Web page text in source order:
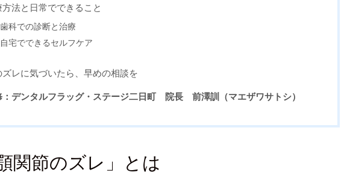
法と日常でできること
科での診断と治療
宅でできるセルフケア
ズレに気づいたら、早めの相談を
：デンタルフラッグ・ステージ二日町 院長 前澤訓（マエザワサトシ）
関節のズレ」とは